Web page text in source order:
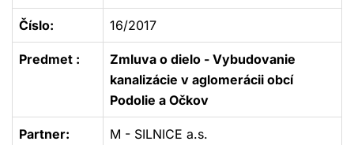
Číslo: 16/2017
Predmet :
Zmluva o dielo - Vybudovanie
kanalizácie v aglomerácii obcí
Podolie a Očkov
Partner: M - SILNICE a.s.